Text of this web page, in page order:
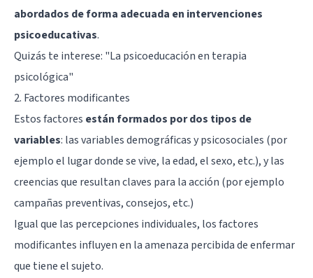
abordados de forma adecuada en intervenciones
psicoeducativas.
Quizás te interese: "La psicoeducación en terapia
psicológica"
2. Factores modificantes
Estos factores están formados por dos tipos de
variables: las variables demográficas y psicosociales (por
ejemplo el lugar donde se vive, la edad, el sexo, etc.), y las
creencias que resultan claves para la acción (por ejemplo
campañas preventivas, consejos, etc.)
Igual que las percepciones individuales, los factores
modificantes influyen en la amenaza percibida de enfermar
que tiene el sujeto.